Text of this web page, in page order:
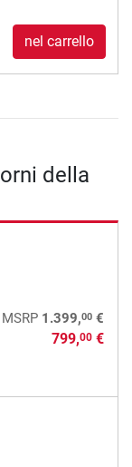
nel carrello
della
MSRP 1.399,00€
799,00€